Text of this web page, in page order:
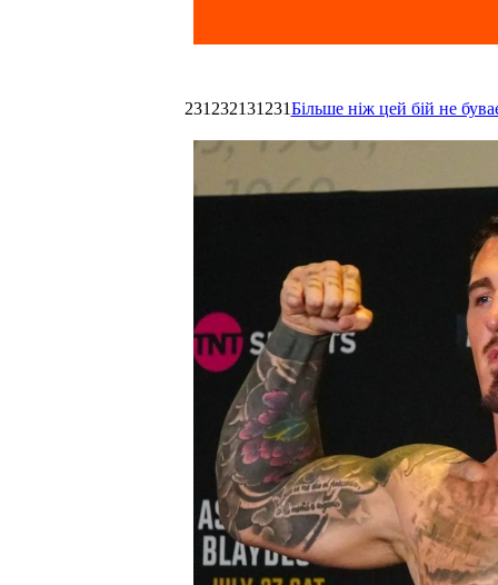
231232131231Більше ніж цей бій не